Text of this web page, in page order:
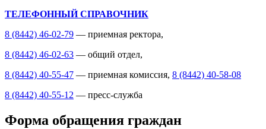
ТЕЛЕФОННЫЙ СПРАВОЧНИК
8 (8442) 46-02-79 — приемная ректора,
8 (8442) 46-02-63 — общий отдел,
8 (8442) 40-55-47 — приемная комиссия, 8 (8442) 40-58-08
8 (8442) 40-55-12 — пресс-служба
Форма обращения граждан